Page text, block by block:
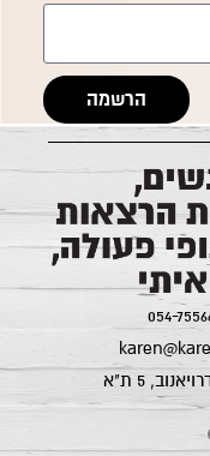
הרשמה
054-
5 ת"א